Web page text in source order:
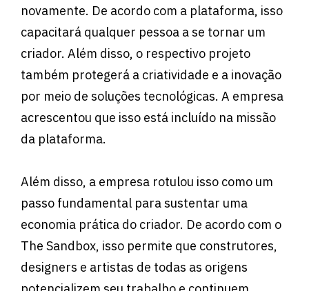
novamente. De acordo com a plataforma, isso
capacitará qualquer pessoa a se tornar um
criador. Além disso, o respectivo projeto
também protegerá a criatividade e a inovação
por meio de soluções tecnológicas. A empresa
acrescentou que isso está incluído na missão
da plataforma.
Além disso, a empresa rotulou isso como um
passo fundamental para sustentar uma
economia prática do criador. De acordo com o
The Sandbox, isso permite que construtores,
designers e artistas de todas as origens